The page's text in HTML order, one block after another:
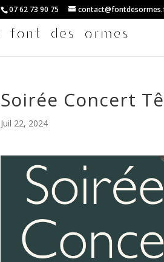
07 62 73 90 75
Soirée Concert
Juil 22, 2024